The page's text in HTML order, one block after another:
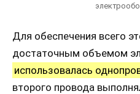
Для обеспечения всего
достаточным объемом
использовалась
второго провода